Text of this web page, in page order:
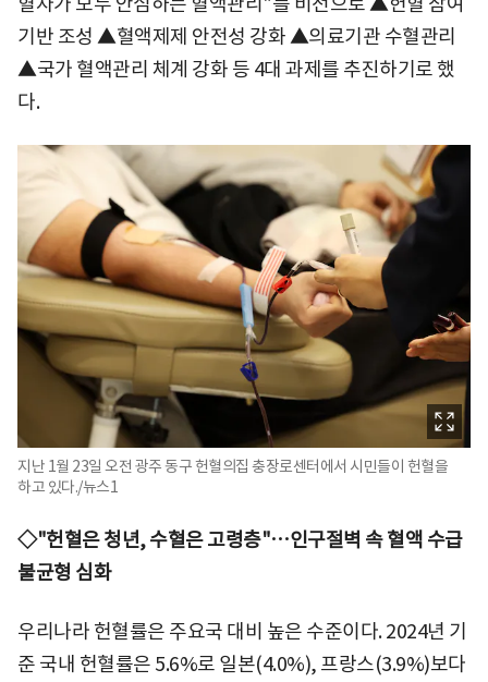
기반 조성 ▲혈액제제 안전성 강화 ▲의료기관 수혈관리
▲국가 혈액관리 체계 강화 등 4대 과제를 추진하기로 했
다.
지난 1월 23일 오전 광주 동구 헌혈의집 충장로센터에서 시민들이 헌혈을
하고 있다./뉴스1
◇"헌혈은 청년, 수혈은 고령층"…인구절벽 속 혈액 수급
불균형 심화
우리나라 헌혈률은 주요국 대비 높은 수준이다. 2024년 기
준 국내 헌혈률은 5.6%로 일본(4.0%), 프랑스(3.9%)보다